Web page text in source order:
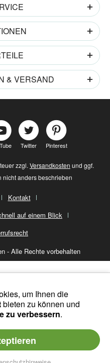
& VERSAND
Twitter Pinterest
zzgl. Versandkosten und ggf.
anders beschrieben
Kontakt
auf einem Blick
- Alle Rechte vorbehalten
um Ihnen die
bieten zu können und
zu verbessern.